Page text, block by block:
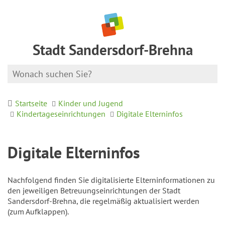
Stadt Sandersdorf-Brehna
Startseite
Kinder und Jugend
Kindertageseinrichtungen
Digitale Elterninfos
Digitale Elterninfos
Nachfolgend finden Sie digitalisierte Elterninformationen zu
den jeweiligen Betreuungseinrichtungen der Stadt
Sandersdorf-Brehna, die regelmäßig aktualisiert werden
(zum Aufklappen).